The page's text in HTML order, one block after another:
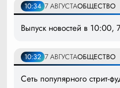
10:34 7 АВГУСТАОБЩЕСТВО
Выпуск новостей в 10:00,
10:32 7 АВГУСТАОБЩЕСТВО
Сеть популярного стрит-